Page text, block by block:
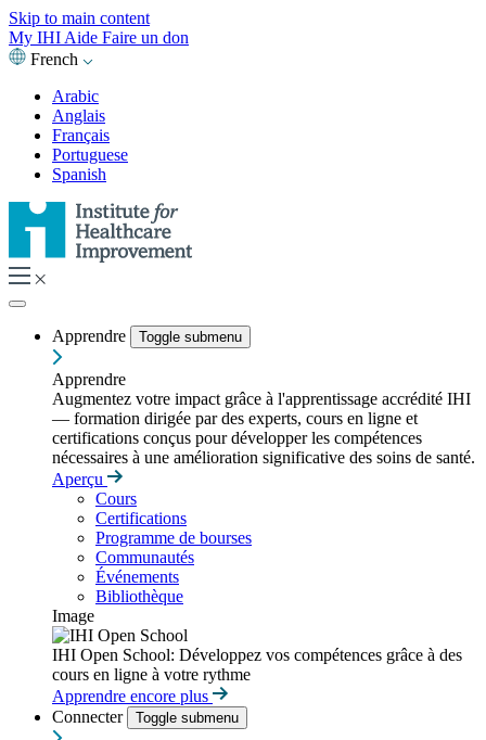
Skip to main content
My IHI Aide Faire un don
French
Arabic
Anglais
Français
Portuguese
Spanish
Apprendre Toggle submenu
Apprendre
Augmentez votre impact grâce à l'apprentissage accrédité IHI
— formation dirigée par des experts, cours en ligne et
certifications conçus pour développer les compétences
nécessaires à une amélioration significative des soins de santé.
Aperçu
Cours
Certifications
Programme de bourses
Communautés
Événements
Bibliothèque
Image
IHI Open School: Développez vos compétences grâce à des
cours en ligne à votre rythme
Apprendre encore plus
Connecter
Toggle submenu